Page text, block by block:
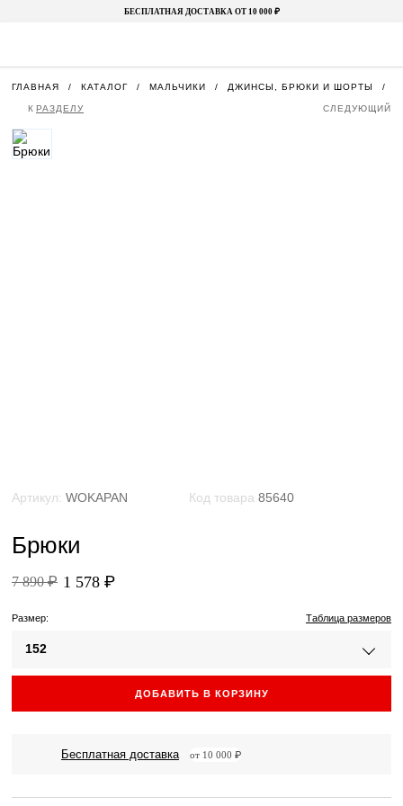
БЕСПЛАТНАЯ ДОСТАВКА ОТ 10 000 ₽
ГЛАВНАЯ КАТАЛОГ МАЛЬЧИКИ ДЖИНСЫ, БРЮКИ И ШОРТЫ
К РАЗДЕЛУ СЛЕДУЮЩИЙ
Артикул: WOKAPAN Код товара 85640
Брюки
7 890 ₽ 1 578 ₽
Размер: Таблица размеров
152
ДОБАВИТЬ В КОРЗИНУ
Бесплатная доставка от 10 000 ₽